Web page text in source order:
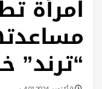
امرأة
“ترند”